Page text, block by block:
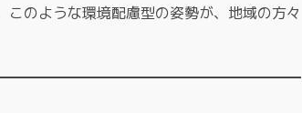
のような環境配慮型の姿勢が、地域の方々